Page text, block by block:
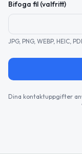
Bifoga fil (valfritt)
JPG, PNG, WEBP, HEIC,
Dina kontaktuppgifter